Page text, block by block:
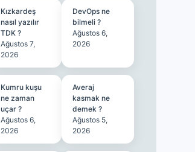
Kızkardeş
nasıl yazılır
TDK ?
Ağustos 7,
2026
DevOps ne
bilmeli ?
Ağustos 6,
2026
Kumru kuşu
ne zaman
uçar ?
Ağustos 6,
2026
Averaj
kasmak ne
demek ?
Ağustos 5,
2026